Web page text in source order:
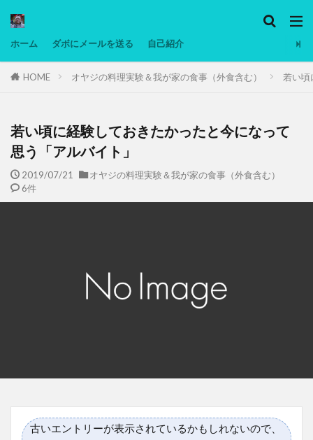
ホーム ダボにメールを送る 自己紹介
HOME オヤジの料理実験＆我が家の食事（外食含む） 若い
若い頃に経験しておきたかったと今になって
思う「アルバイト」
2019/07/21
オヤジの料理実験＆我が家の食事（外食含む）
6件
古いエントリーが表示されているかもしれないので、
タグ
低温調理・スロークッカー
低糖質ダイエット
備忘
日本人村社会